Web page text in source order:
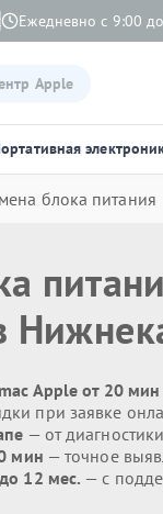
Ежедневно с 9:00
Apple
блока питания
Apple от 20 мин
при заявке
— от
мин — точное
12 мес. — с